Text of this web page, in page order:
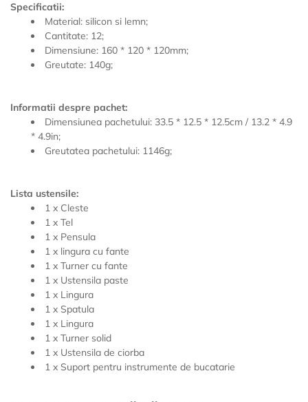
Specificatii:
Material: silicon si lemn;
Cantitate: 12;
Dimensiune: 160 * 120 * 120mm;
Greutate: 140g;
Informatii despre pachet:
Dimensiunea pachetului: 33.5 * 12.5 * 12.5cm / 13.2 * 4.9
* 4.9in;
Greutatea pachetului: 1146g;
Lista ustensile:
1 x Cleste
1 x Tel
1 x Pensula
1 x lingura cu fante
1 x Turner cu fante
1 x Ustensila paste
1 x Lingura
1 x Spatula
1 x Lingura
1 x Turner solid
1 x Ustensila de ciorba
1 x Suport pentru instrumente de bucatarie